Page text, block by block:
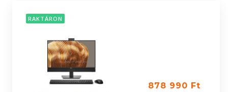
RAKTÁRON
878 990 Ft